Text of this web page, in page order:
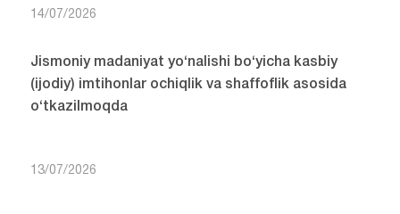
14/07/2026
Jismoniy madaniyat yo‘nalishi bo‘yicha kasbiy
(ijodiy) imtihonlar ochiqlik va shaffoflik asosida
o‘tkazilmoqda
13/07/2026